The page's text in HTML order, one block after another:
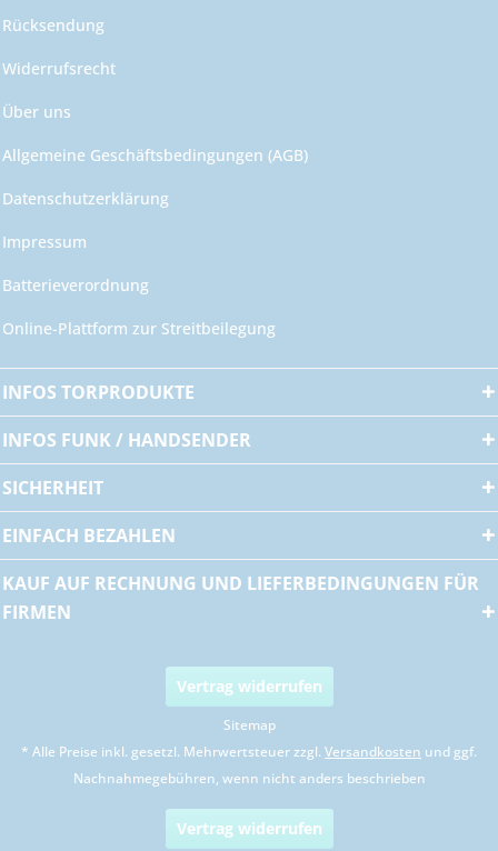
Rücksendung
Widerrufsrecht
Über uns
Allgemeine Geschäftsbedingungen (AGB)
Datenschutzerklärung
Impressum
Batterieverordnung
Online-Plattform zur Streitbeilegung
INFOS TORPRODUKTE
INFOS FUNK / HANDSENDER
SICHERHEIT
EINFACH BEZAHLEN
KAUF AUF RECHNUNG UND LIEFERBEDINGUNGEN FÜR
FIRMEN
Vertrag widerrufen
Sitemap
* Alle Preise inkl. gesetzl. Mehrwertsteuer zzgl. Versandkosten und ggf.
Nachnahmegebühren, wenn nicht anders beschrieben
Vertrag widerrufen